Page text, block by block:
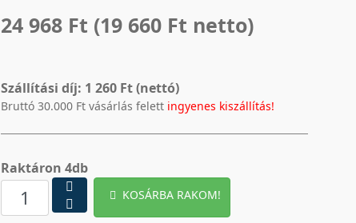
24 968 Ft (19 660 Ft netto)
Szállítási díj: 1 260 Ft (nettó)
Bruttó 30.000 Ft vásárlás felett ingyenes kiszállítás!
Raktáron 4db
KOSÁRBA RAKOM!